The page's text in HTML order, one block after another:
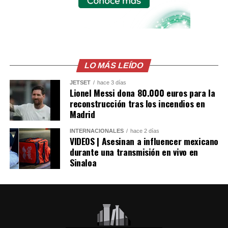
LO MÁS LEÍDO
JETSET hace 3 días
Lionel Messi dona 80.000 euros para la
reconstrucción tras los incendios en
Madrid
INTERNACIONALES hace 2 días
VIDEOS | Asesinan a influencer mexicano
durante una transmisión en vivo en
Sinaloa